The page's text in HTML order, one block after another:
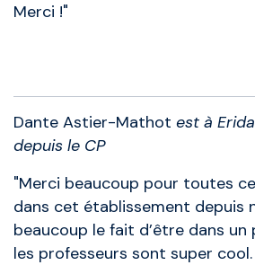
Merci !"
Dante Astier-Mathot est à
depuis le CP
"Merci beaucoup pour toutes
dans cet établissement depuis
beaucoup le fait d’être dans un
les professeurs sont super cool.